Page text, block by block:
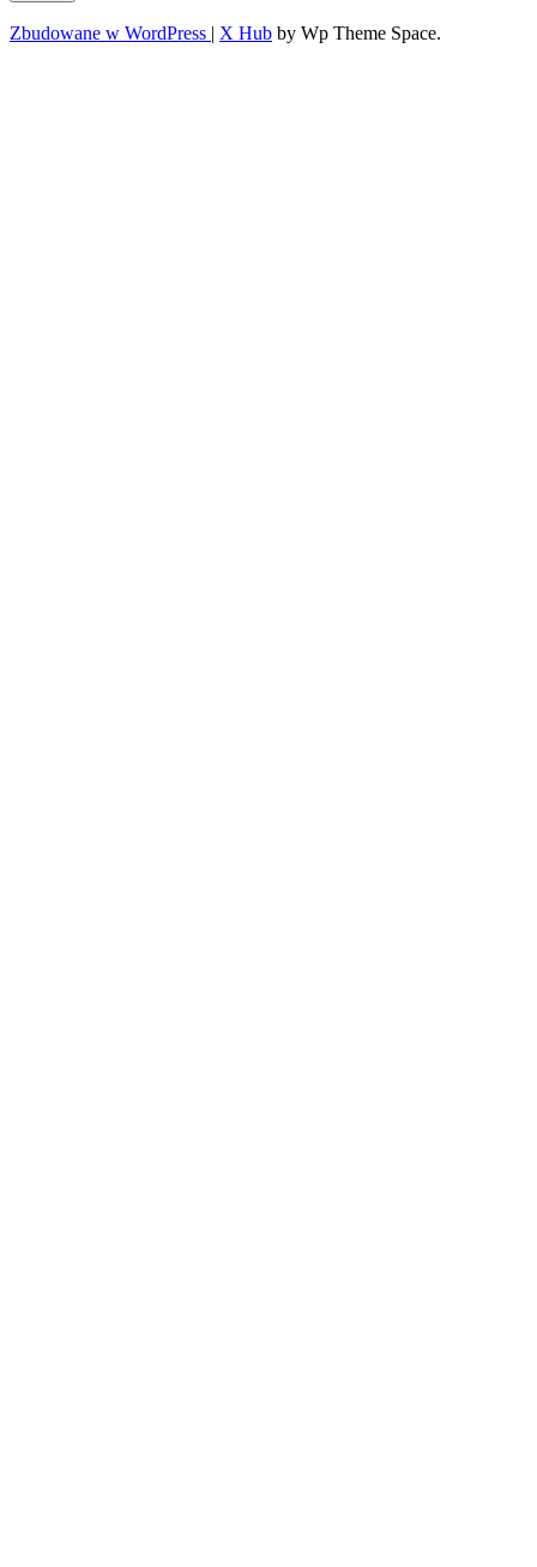
Zbudowane w WordPress | X Hub by Wp Theme Space.